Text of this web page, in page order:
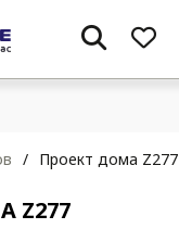
/ Проект дома Z277
Z277